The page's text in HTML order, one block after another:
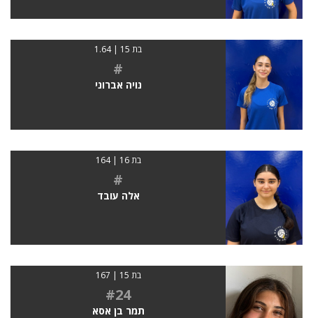
בת 15 | 1.64
#
נויה אברוני
בת 16 | 164
#
אלה עובד
בת 15 | 167
#24
תמר בן אסא